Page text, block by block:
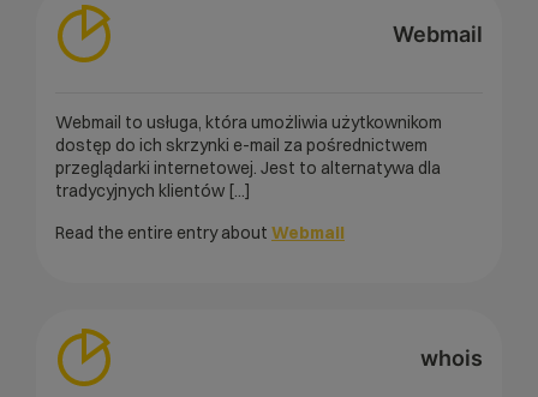
Webmail
Webmail to usługa, która umożliwia użytkownikom
dostęp do ich skrzynki e-mail za pośrednictwem
przeglądarki internetowej. Jest to alternatywa dla
tradycyjnych klientów [...]
Read the entire entry about Webmail
whois